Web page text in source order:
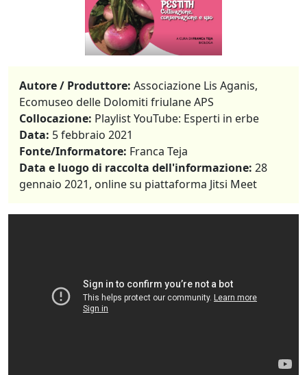
Autore / Produttore: Associazione Lis Aganis,
Ecomuseo delle Dolomiti friulane APS
Collocazione: Playlist YouTube: Esperti in erbe
Data: 5 febbraio 2021
Fonte/Informatore: Franca Teja
Data e luogo di raccolta dell'informazione: 28
gennaio 2021, online su piattaforma Jitsi Meet